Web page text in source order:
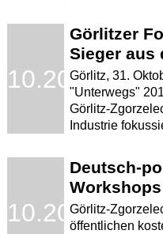
Görlitzer
Sieger aus
Görlitz, 31.
"Unterwegs"
Görlitz-
Industrie
Deutsch-
Görlitz-
öffentlichen